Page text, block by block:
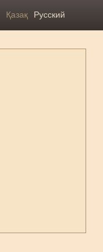
Қазақ Русский